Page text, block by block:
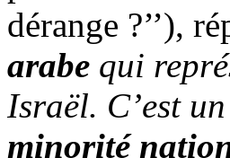
dérange ?’’),
arabe qui
Israël. C’est
minorité